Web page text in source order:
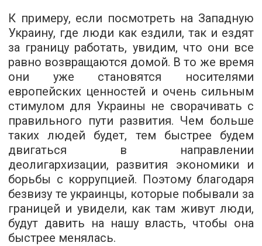
К примеру, если посмотреть на Западную
Украину, где люди как ездили, так и ездят
за границу работать, увидим, что они все
равно возвращаются домой. В то же время
они уже становятся носителями
европейских ценностей и очень сильным
стимулом для Украины не сворачивать с
правильного пути развития. Чем больше
таких людей будет, тем быстрее будем
двигаться в направлении
деолигархизации, развития экономики и
борьбы с коррупцией. Поэтому благодаря
безвизу те украинцы, которые побывали за
границей и увидели, как там живут люди,
будут давить на нашу власть, чтобы она
быстрее менялась.